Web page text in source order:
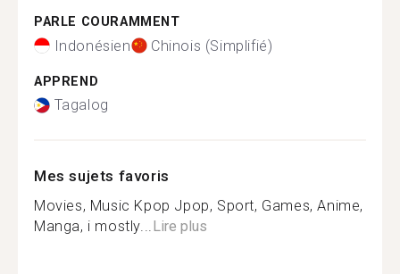
PARLE COURAMMENT
Indonésien Chinois (Simplifié)
APPREND
Tagalog
Mes sujets favoris
Movies, Music Kpop Jpop, Sport, Games, Anime,
Manga, i mostly...Lire plus